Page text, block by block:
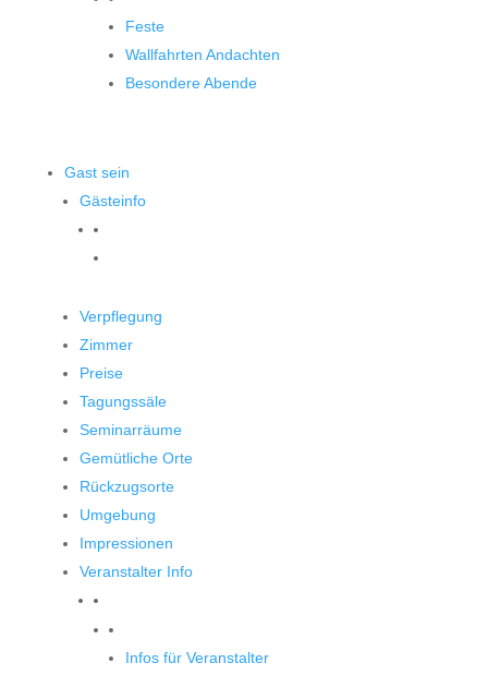
Feste
Wallfahrten Andachten
Besondere Abende
Gast sein
Gästeinfo
Verpflegung
Zimmer
Preise
Tagungssäle
Seminarräume
Gemütliche Orte
Rückzugsorte
Umgebung
Impressionen
Veranstalter Info
Infos für Veranstalter